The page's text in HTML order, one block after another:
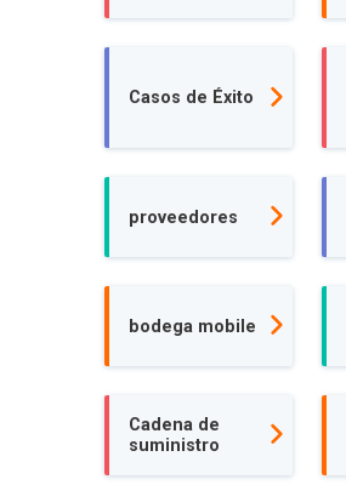
Casos de Éxito
proveedores
bodega mobile
Cadena de
suministro